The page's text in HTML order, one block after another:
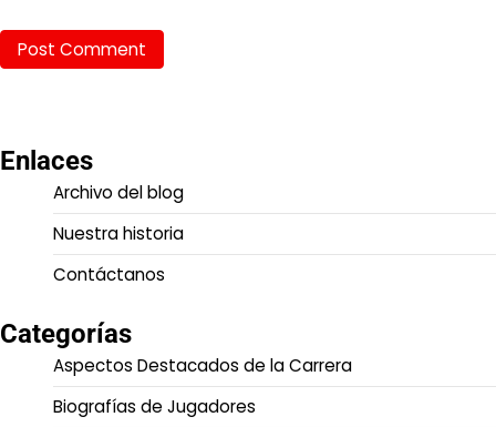
Enlaces
Archivo del blog
Nuestra historia
Contáctanos
Categorías
Aspectos Destacados de la Carrera
Biografías de Jugadores